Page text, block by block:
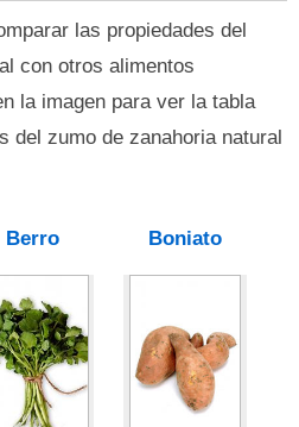
las propiedades del
con otros alimentos
la imagen para ver la tabla
del zumo de zanahoria natural
Berro Boniato